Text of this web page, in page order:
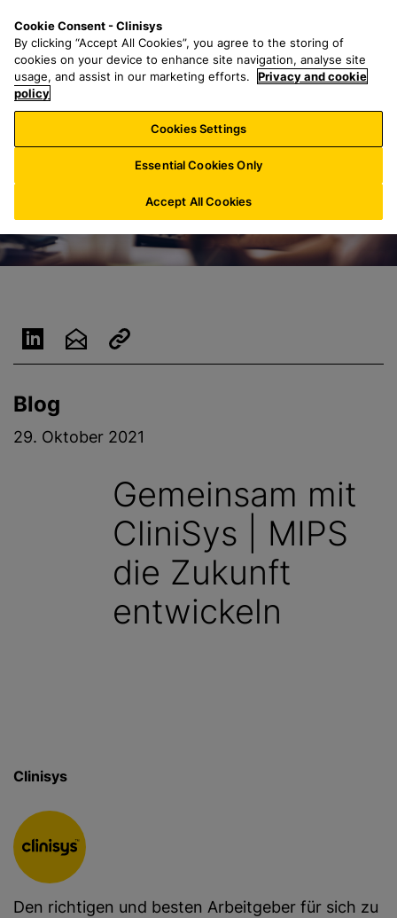
a
l
a
r
h
f
o
:
n
u
Blog
29. Oktober 2021
Gemeinsam mit
CliniSys | MIPS
die Zukunft
entwickeln
Clinisys
Den richtigen und besten Arbeitgeber für sich zu
Cookie Consent - Clinisys
By clicking “Accept All Cookies”, you agree to the storing of
cookies on your device to enhance site navigation, analyse site
usage, and assist in our marketing efforts.
Privacy and cookie
policy
Cookies Settings
Essential Cookies Only
Accept All Cookies